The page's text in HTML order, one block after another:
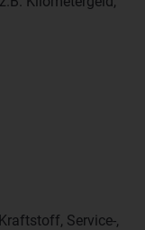
Service-,